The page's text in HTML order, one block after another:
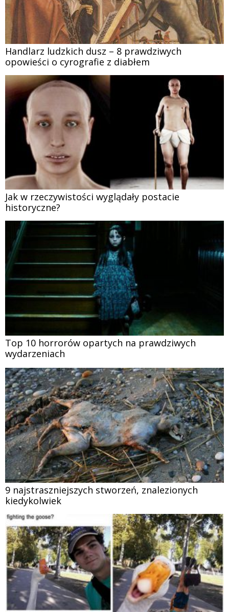
Handlarz ludzkich dusz – 8 prawdziwych
opowieści o cyrografie z diabłem
Jak w rzeczywistości wyglądały postacie
historyczne?
Top 10 horrorów opartych na prawdziwych
wydarzeniach
9 najstraszniejszych stworzeń, znalezionych
kiedykolwiek